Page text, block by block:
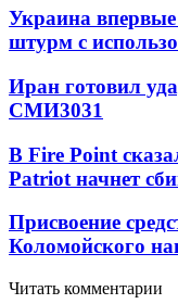
Украина
штурм с
Иран готовил
СМИ3031
В Fire Point
Patriot начнет
Присвоение
Коломойского
Читать комментарии